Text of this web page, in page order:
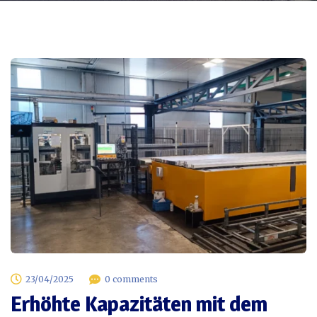
23/04/2025 0 comments
Erhöhte Kapazitäten mit dem